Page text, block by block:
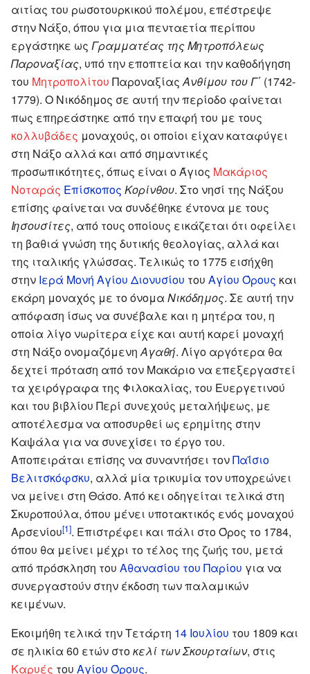
αιτίας του ρωσοτουρκικού πολέμου, επέστρεψε
στην Νάξο, όπου για μια πενταετία περίπου
εργάστηκε ως Γραμματέας της Μητροπόλεως
Παροναξίας, υπό την εποπτεία και την καθοδήγηση
του Μητροπολίτου Παροναξίας Ανθίμου του Γ΄ (1742-
1779). Ο Νικόδημος σε αυτή την περίοδο φαίνεται
πως επηρεάστηκε από την επαφή του με τους
κολλυβάδες μοναχούς, οι οποίοι είχαν καταφύγει
στη Νάξο αλλά και από σημαντικές
προσωπικότητες, όπως είναι ο Άγιος Μακάριος
Νοταράς Επίσκοπος Κορίνθου. Στο νησί της Νάξου
επίσης φαίνεται να συνδέθηκε έντονα με τους
Ιησουσίτες, από τους οποίους εικάζεται ότι οφείλει
τη βαθιά γνώση της δυτικής θεολογίας, αλλά και
της ιταλικής γλώσσας. Τελικώς το 1775 εισήχθη
στην Ιερά Μονή Αγίου Διονυσίου του Αγίου Όρους και
εκάρη μοναχός με το όνομα Νικόδημος. Σε αυτή την
απόφαση ίσως να συνέβαλε και η μητέρα του, η
οποία λίγο νωρίτερα είχε και αυτή καρεί μοναχή
στη Νάξο ονομαζόμενη Αγαθή. Λίγο αργότερα θα
δεχτεί πρόταση από τον Μακάριο να επεξεργαστεί
τα χειρόγραφα της Φιλοκαλίας, του Ευεργετινού
και του βιβλίου Περί συνεχούς μεταλήψεως, με
αποτέλεσμα να αποσυρθεί ως ερημίτης στην
Καψάλα για να συνεχίσει το έργο του.
Αποπειράται επίσης να συναντήσει τονΠαΐσιο
Βελιτσκόφσκυ, αλλά μία τρικυμία τον υποχρεώνει
να μείνει στη Θάσο. Από κει οδηγείται τελικά στη
Σκυροπούλα, όπου μένει υποτακτικός ενός μοναχού
Αρσενίου[1]. Επιστρέφει και πάλι στο Όρος το 1784,
όπου θα μείνει μέχρι το τέλος της ζωής του, μετά
από πρόσκληση του Αθανασίου του Παρίου για να
συνεργαστούν στην έκδοση των παλαμικών
κειμένων.
Εκοιμήθη τελικά την Τετάρτη 14 Ιουλίου του 1809 και
σε ηλικία 60 ετών στοκελί των Σκουρταίων, στις
Καρυές του Αγίου Όρους.